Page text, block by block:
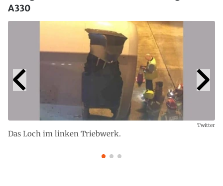
A330
Das Loch im linken Triebwerk.
Twitter